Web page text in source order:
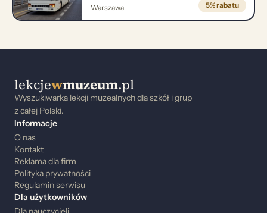
Warszawa 5% rabatu
lekcjewmuzeum.pl
Wyszukiwarka lekcji muzealnych dla szkół i grup
z całej Polski.
Informacje
O nas
Kontakt
Reklama dla firm
Polityka prywatności
Regulamin serwisu
Dla użytkowników